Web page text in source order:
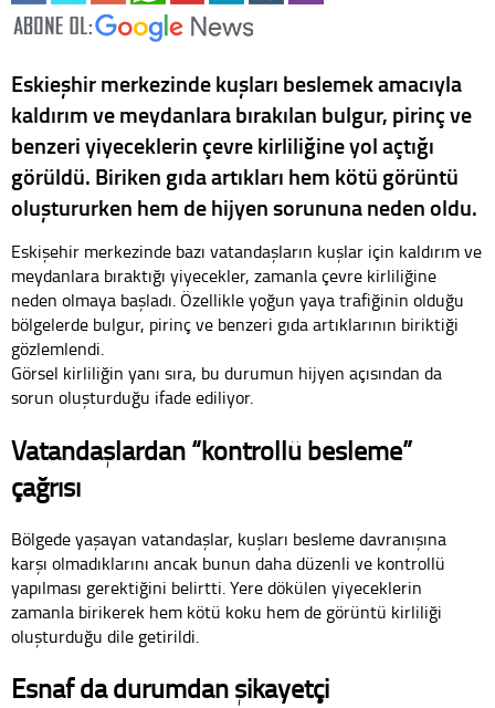
Eskieşhir merkezinde kuşları beslemek amacıyla
kaldırım ve meydanlara bırakılan bulgur, pirinç ve
benzeri yiyeceklerin çevre kirliliğine yol açtığı
görüldü. Biriken gıda artıkları hem kötü görüntü
oluştururken hem de hijyen sorununa neden oldu.
Eskişehir merkezinde bazı vatandaşların kuşlar için kaldırım ve
meydanlara bıraktığı yiyecekler, zamanla çevre kirliliğine
neden olmaya başladı. Özellikle yoğun yaya trafiğinin olduğu
bölgelerde bulgur, pirinç ve benzeri gıda artıklarının biriktiği
gözlemlendi.
Görsel kirliliğin yanı sıra, bu durumun hijyen açısından da
sorun oluşturduğu ifade ediliyor.
Vatandaşlardan “kontrollü besleme”
çağrısı
Bölgede yaşayan vatandaşlar, kuşları besleme davranışına
karşı olmadıklarını ancak bunun daha düzenli ve kontrollü
yapılması gerektiğini belirtti. Yere dökülen yiyeceklerin
zamanla birikerek hem kötü koku hem de görüntü kirliliği
oluşturduğu dile getirildi.
Esnaf da durumdan şikayetçi